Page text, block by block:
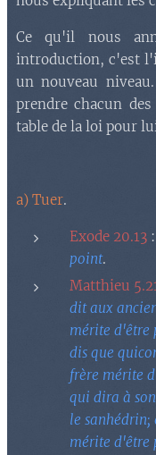
Ce qu'il nous
introduction, c'est
un nouveau
prendre chacun
table de la loi pour
a) Tuer.
Exode 20.13
point.
Matthieu
dit aux
mérite d'être
dis que
frère mérite
qui dira à
le sanhédrin;
mérite d'être